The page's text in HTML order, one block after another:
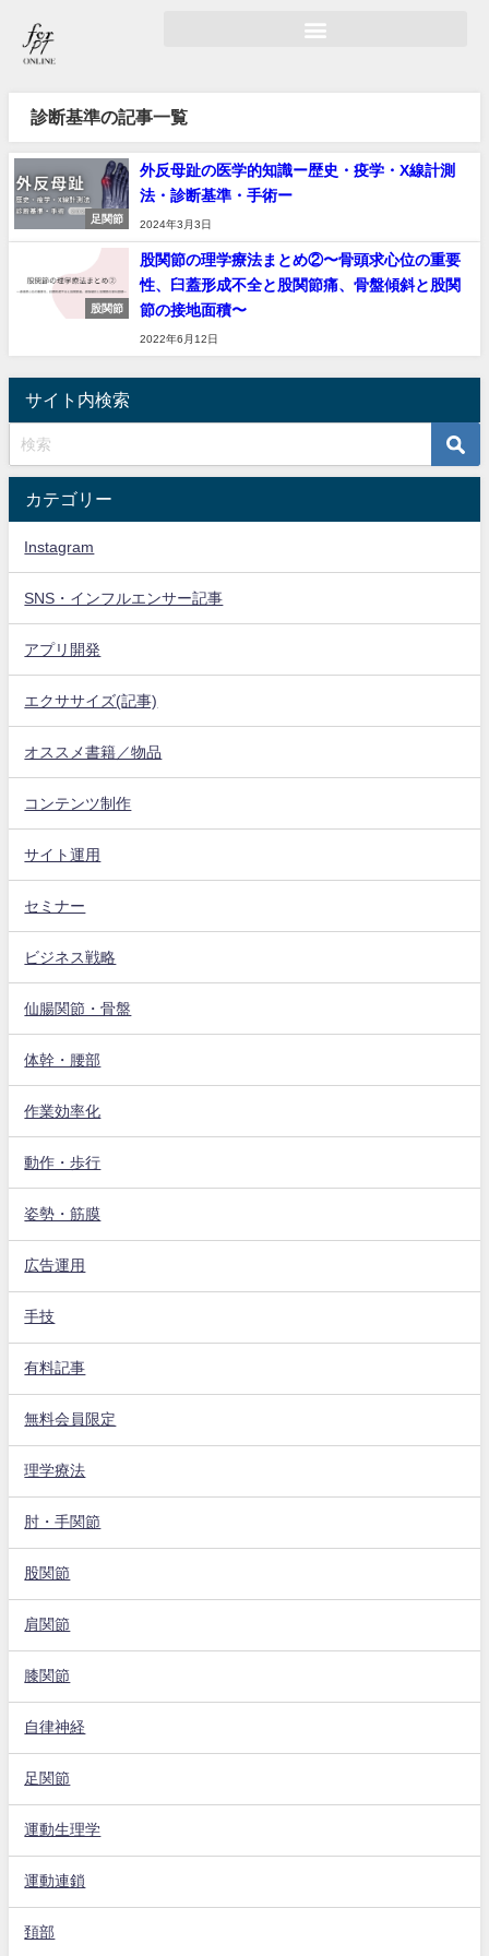
診断基準の記事一覧
足関節
外反母趾の医学的知識ー歴史・疫学・X線計測
法・診断基準・手術ー
2024年3月3日
股関節
股関節の理学療法まとめ②〜骨頭求心位の重要
性、臼蓋形成不全と股関節痛、骨盤傾斜と股関
節の接地面積〜
2022年6月12日
サイト内検索
カテゴリー
Instagram
SNS・インフルエンサー記事
アプリ開発
エクササイズ(記事)
オススメ書籍／物品
コンテンツ制作
サイト運用
セミナー
ビジネス戦略
仙腸関節・骨盤
体幹・腰部
作業効率化
動作・歩行
姿勢・筋膜
広告運用
手技
有料記事
無料会員限定
理学療法
肘・手関節
股関節
肩関節
膝関節
自律神経
足関節
運動生理学
運動連鎖
頚部